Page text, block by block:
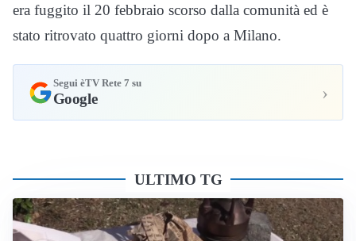
era fuggito il 20 febbraio scorso dalla comunità ed è
stato ritrovato quattro giorni dopo a Milano.
Segui èTV Rete 7 su
Google ›
ULTIMO TG